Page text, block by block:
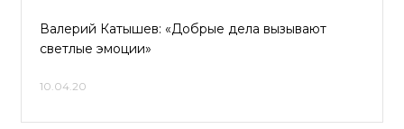
Валерий Катышев: «Добрые дела вызывают
светлые эмоции»
10.04.20